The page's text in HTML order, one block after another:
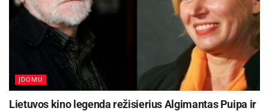
ir pasaulio greičio automodelių čempionatas
2026-08-07
ĮDOMU
Lietuvos kino legenda režisierius Algimantas Puipa ir